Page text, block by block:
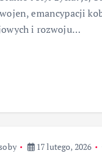
emancypacji
i rozwoju…
17 lutego, 2026